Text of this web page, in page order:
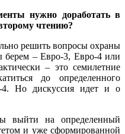
нужно доработать в
чтению?
решить вопросы охраны
– Евро-3, Евро-4 или
– это семилетние
до определенного
4. Но дискуссия идет и о
выйти на определенный
и уже сформированной